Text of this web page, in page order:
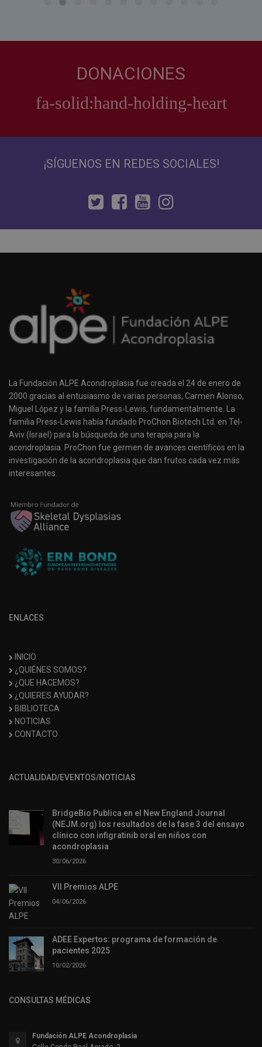
DONACIONES
¡SÍGUENOS EN REDES SOCIALES!
La Fundación ALPE Acondroplasia fue creada el 24 de enero de
2000 gracias al entusiasmo de varias personas, Carmen Alonso,
Miguel López y la familia Press-Lewis, fundamentalmente. La
familia Press-Lewis había fundado ProChon Biotech Ltd. en Tel-
Aviv (Israel) para la búsqueda de una terapia para la
acondroplasia. ProChon fue germen de avances científicos en la
investigación de la acondroplasia que dan frutos cada vez más
interesantes.
ENLACES
INICIO
¿QUIÉNES SOMOS?
¿QUE HACEMOS?
¿QUIERES AYUDAR?
BIBLIOTECA
NOTICIAS
CONTACTO
ACTUALIDAD/EVENTOS/NOTICIAS
BridgeBio Publica en el New England Journal
(NEJM.org) los resultados de la fase 3 del ensayo
clínico con infigratinib oral en niños con
acondroplasia
30/06/2026
VII Premios ALPE
04/06/2026
ADEE Expertos: programa de formación de
pacientes 2025
10/02/2026
CONSULTAS MÉDICAS
Fundación ALPE Acondroplasia